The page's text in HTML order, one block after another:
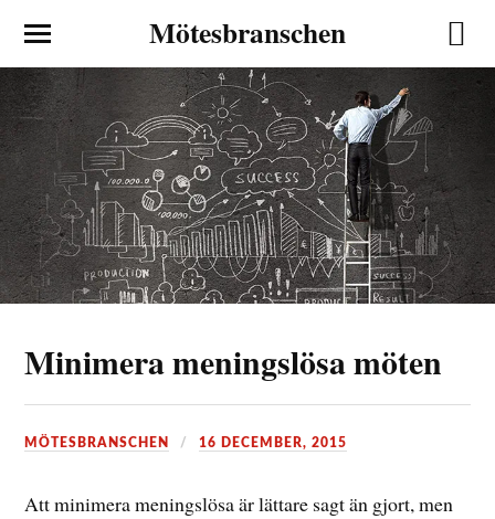
Mötesbranschen
Minimera meningslösa möten
MÖTESBRANSCHEN 16 DECEMBER, 2015
Att minimera meningslösa är lättare sagt än gjort, men